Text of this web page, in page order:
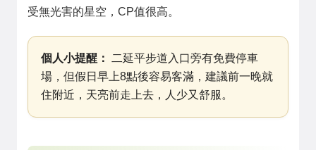
受無光害的星空，CP值很高。
個人小提醒：
二延平步道入口旁有免費停車
場，但假日早上8點後容易客滿，建議前一晚就
住附近，天亮前走上去，人少又舒服。